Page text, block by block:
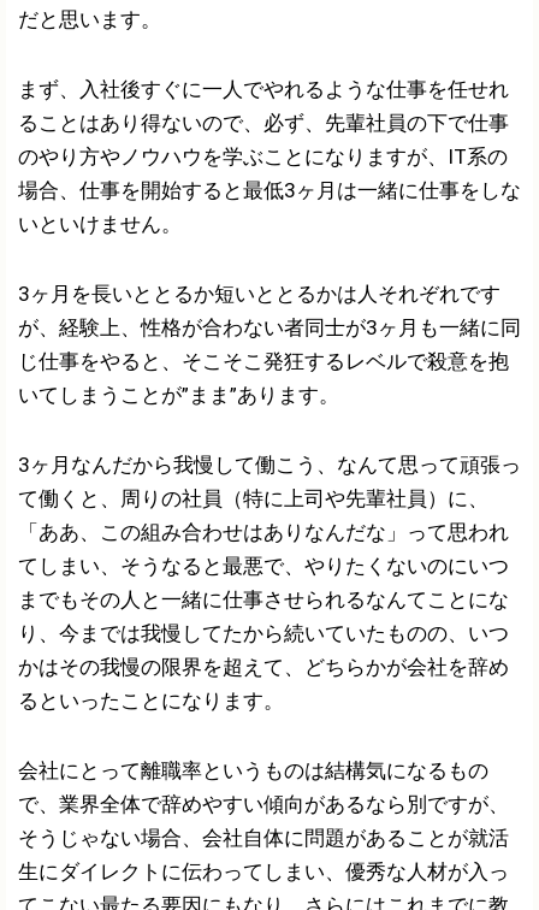
だと思います。
まず、入社後すぐに一人でやれるような仕事を任せれ
ることはあり得ないので、必ず、先輩社員の下で仕事
のやり方やノウハウを学ぶことになりますが、IT系の
場合、仕事を開始すると最低3ヶ月は一緒に仕事をしな
いといけません。
3ヶ月を長いととるか短いととるかは人それぞれです
が、経験上、性格が合わない者同士が3ヶ月も一緒に同
じ仕事をやると、そこそこ発狂するレベルで殺意を抱
いてしまうことが”まま”あります。
3ヶ月なんだから我慢して働こう、なんて思って頑張っ
て働くと、周りの社員（特に上司や先輩社員）に、
「ああ、この組み合わせはありなんだな」って思われ
てしまい、そうなると最悪で、やりたくないのにいつ
までもその人と一緒に仕事させられるなんてことにな
り、今までは我慢してたから続いていたものの、いつ
かはその我慢の限界を超えて、どちらかが会社を辞め
るといったことになります。
会社にとって離職率というものは結構気になるもの
で、業界全体で辞めやすい傾向があるなら別ですが、
そうじゃない場合、会社自体に問題があることが就活
生にダイレクトに伝わってしまい、優秀な人材が入っ